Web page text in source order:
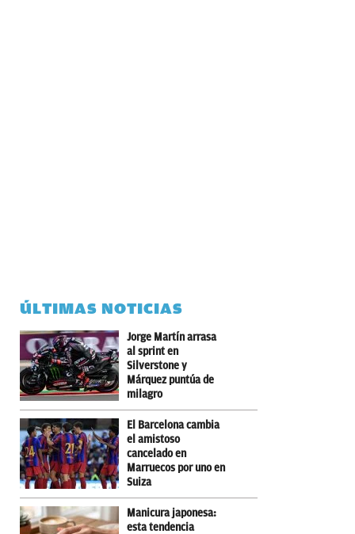
ÚLTIMAS NOTICIAS
Jorge Martín arrasa
al sprint en
Silverstone y
Márquez puntúa de
milagro
El Barcelona cambia
el amistoso
cancelado en
Marruecos por uno en
Suiza
Manicura japonesa:
esta tendencia